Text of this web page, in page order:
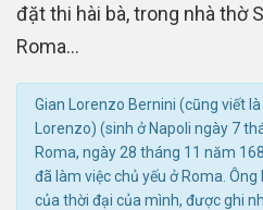
đặt thi hài bà, trong nhà thờ
Roma…
Gian Lorenzo Bernini (cũng viết
Lorenzo) (sinh ở Napoli ngày 7
Roma, ngày 28 tháng 11 năm
đã làm việc chủ yếu ở Roma.
của thời đại của mình, được ghi